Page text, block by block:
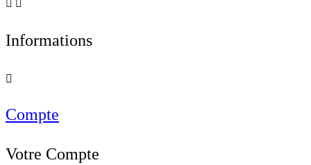
 
Informations

Compte
Votre Compte